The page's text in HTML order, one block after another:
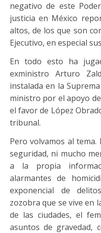
negativo de este
justicia en México
altos, de los que son
Ejecutivo, en especial
En todo esto ha
exministro Arturo
instalada en la
ministro por el apoyo
el favor de López
tribunal.
Pero volvamos al
seguridad, ni mucho
a la propia
alarmantes de
exponencial de
zozobra que se vive en
de las ciudades, el
asuntos de gravedad,